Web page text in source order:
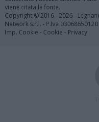
viene citata la fonte.
Copyright © 2016 - 2026 -
Network s.r.l. - P.Iva 03068650120
Imp. Cookie - Cookie - Privacy